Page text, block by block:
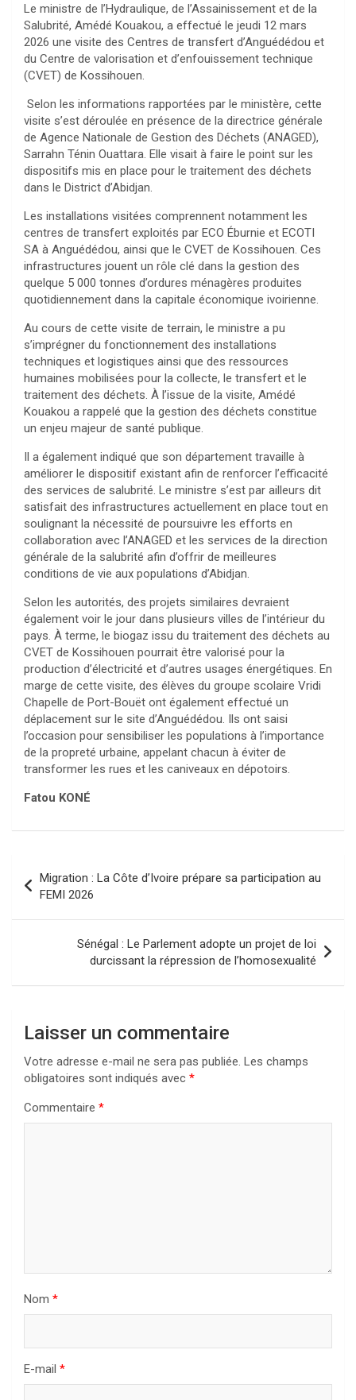
Le ministre de l’Hydraulique, de l’Assainissement et de la
Salubrité, Amédé Kouakou, a effectué le jeudi 12 mars
2026 une visite des Centres de transfert d’Anguédédou et
du Centre de valorisation et d’enfouissement technique
(CVET) de Kossihouen.
Selon les informations rapportées par le ministère, cette
visite s’est déroulée en présence de la directrice générale
de Agence Nationale de Gestion des Déchets (ANAGED),
Sarrahn Ténin Ouattara. Elle visait à faire le point sur les
dispositifs mis en place pour le traitement des déchets
dans le District d’Abidjan.
Les installations visitées comprennent notamment les
centres de transfert exploités par ECO Éburnie et ECOTI
SA à Anguédédou, ainsi que le CVET de Kossihouen. Ces
infrastructures jouent un rôle clé dans la gestion des
quelque 5 000 tonnes d’ordures ménagères produites
quotidiennement dans la capitale économique ivoirienne.
Au cours de cette visite de terrain, le ministre a pu
s’imprégner du fonctionnement des installations
techniques et logistiques ainsi que des ressources
humaines mobilisées pour la collecte, le transfert et le
traitement des déchets. À l’issue de la visite, Amédé
Kouakou a rappelé que la gestion des déchets constitue
un enjeu majeur de santé publique.
Il a également indiqué que son département travaille à
améliorer le dispositif existant afin de renforcer l’efficacité
des services de salubrité. Le ministre s’est par ailleurs dit
satisfait des infrastructures actuellement en place tout en
soulignant la nécessité de poursuivre les efforts en
collaboration avec l’ANAGED et les services de la direction
générale de la salubrité afin d’offrir de meilleures
conditions de vie aux populations d’Abidjan.
Selon les autorités, des projets similaires devraient
également voir le jour dans plusieurs villes de l’intérieur du
pays. À terme, le biogaz issu du traitement des déchets au
CVET de Kossihouen pourrait être valorisé pour la
production d’électricité et d’autres usages énergétiques. En
marge de cette visite, des élèves du groupe scolaire Vridi
Chapelle de Port-Bouët ont également effectué un
déplacement sur le site d’Anguédédou. Ils ont saisi
l’occasion pour sensibiliser les populations à l’importance
de la propreté urbaine, appelant chacun à éviter de
transformer les rues et les caniveaux en dépotoirs.
Fatou KONÉ
de
l’article
Migration : La Côte d’Ivoire prépare sa participation au
FEMI 2026
Sénégal : Le Parlement adopte un projet de loi
durcissant la répression de l’homosexualité
Laisser un commentaire
Votre adresse e-mail ne sera pas publiée. Les champs
obligatoires sont indiqués avec *
Commentaire *
Nom *
E-mail *